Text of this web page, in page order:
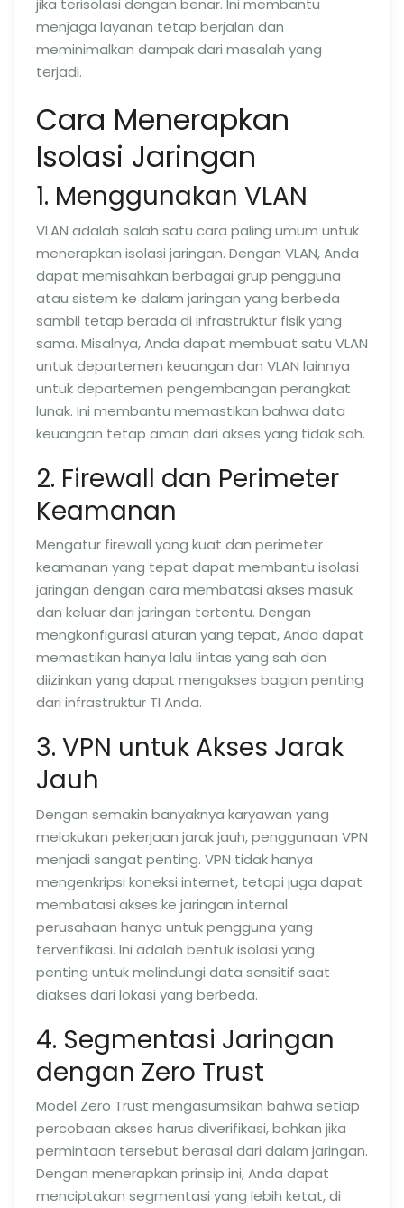
menjaga layanan tetap berjalan dan
meminimalkan dampak dari masalah yang
terjadi.
Cara Menerapkan
Isolasi Jaringan
1. Menggunakan VLAN
VLAN adalah salah satu cara paling umum untuk
menerapkan isolasi jaringan. Dengan VLAN, Anda
dapat memisahkan berbagai grup pengguna
atau sistem ke dalam jaringan yang berbeda
sambil tetap berada di infrastruktur fisik yang
sama. Misalnya, Anda dapat membuat satu VLAN
untuk departemen keuangan dan VLAN lainnya
untuk departemen pengembangan perangkat
lunak. Ini membantu memastikan bahwa data
keuangan tetap aman dari akses yang tidak sah.
2. Firewall dan Perimeter
Keamanan
Mengatur firewall yang kuat dan perimeter
keamanan yang tepat dapat membantu isolasi
jaringan dengan cara membatasi akses masuk
dan keluar dari jaringan tertentu. Dengan
mengkonfigurasi aturan yang tepat, Anda dapat
memastikan hanya lalu lintas yang sah dan
diizinkan yang dapat mengakses bagian penting
dari infrastruktur TI Anda.
3. VPN untuk Akses Jarak
Jauh
Dengan semakin banyaknya karyawan yang
melakukan pekerjaan jarak jauh, penggunaan VPN
menjadi sangat penting. VPN tidak hanya
mengenkripsi koneksi internet, tetapi juga dapat
membatasi akses ke jaringan internal
perusahaan hanya untuk pengguna yang
terverifikasi. Ini adalah bentuk isolasi yang
penting untuk melindungi data sensitif saat
diakses dari lokasi yang berbeda.
4. Segmentasi Jaringan
dengan Zero Trust
Model Zero Trust mengasumsikan bahwa setiap
percobaan akses harus diverifikasi, bahkan jika
permintaan tersebut berasal dari dalam jaringan.
Dengan menerapkan prinsip ini, Anda dapat
menciptakan segmentasi yang lebih ketat, di